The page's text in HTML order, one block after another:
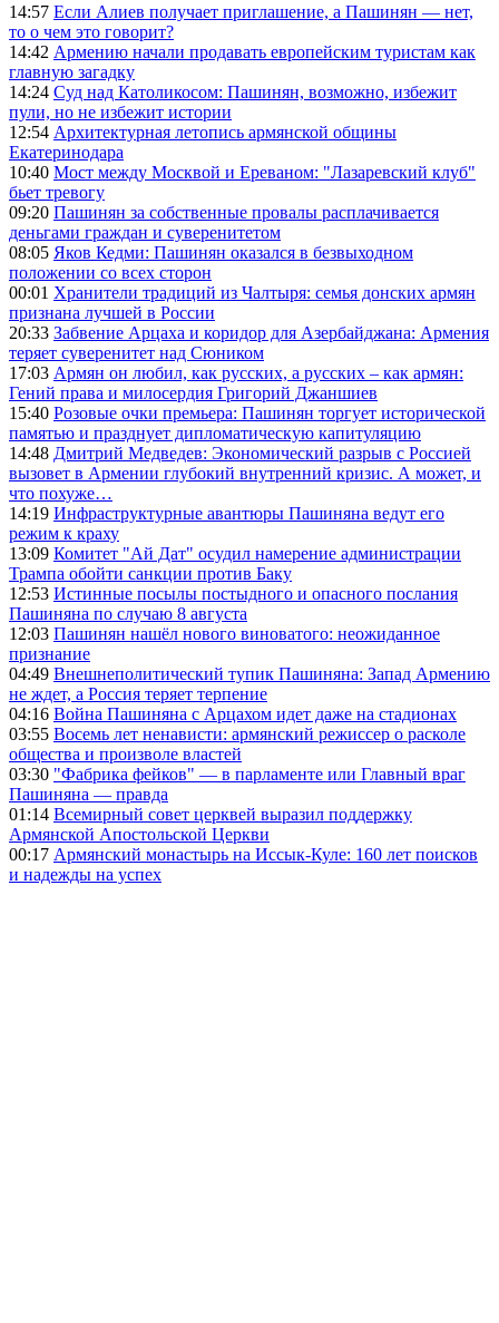
14:57 Если Алиев получает приглашение, а Пашинян — нет,
то о чем это говорит?
14:42 Армению начали продавать европейским туристам как
главную загадку
14:24 Суд над Католикосом: Пашинян, возможно, избежит
пули, но не избежит истории
12:54 Архитектурная летопись армянской общины
Екатеринодара
10:40 Мост между Москвой и Ереваном: "Лазаревский клуб"
бьет тревогу
09:20 Пашинян за собственные провалы расплачивается
деньгами граждан и суверенитетом
08:05 Яков Кедми: Пашинян оказался в безвыходном
положении со всех сторон
00:01 Хранители традиций из Чалтыря: семья донских армян
признана лучшей в России
20:33 Забвение Арцаха и коридор для Азербайджана: Армения
теряет суверенитет над Сюником
17:03 Армян он любил, как русских, а русских – как армян:
Гений права и милосердия Григорий Джаншиев
15:40 Розовые очки премьера: Пашинян торгует исторической
памятью и празднует дипломатическую капитуляцию
14:48 Дмитрий Медведев: Экономический разрыв с Россией
вызовет в Армении глубокий внутренний кризис. А может, и
что похуже…
14:19 Инфраструктурные авантюры Пашиняна ведут его
режим к краху
13:09 Комитет "Ай Дат" осудил намерение администрации
Трампа обойти санкции против Баку
12:53 Истинные посылы постыдного и опасного послания
Пашиняна по случаю 8 августа
12:03 Пашинян нашёл нового виноватого: неожиданное
признание
04:49 Внешнеполитический тупик Пашиняна: Запад Армению
не ждет, а Россия теряет терпение
04:16 Война Пашиняна с Арцахом идет даже на стадионах
03:55 Восемь лет ненависти: армянский режиссер о расколе
общества и произволе властей
03:30 "Фабрика фейков" — в парламенте или Главный враг
Пашиняна — правда
01:14 Всемирный совет церквей выразил поддержку
Армянской Апостольской Церкви
00:17 Армянский монастырь на Иссык-Куле: 160 лет поисков
и надежды на успех